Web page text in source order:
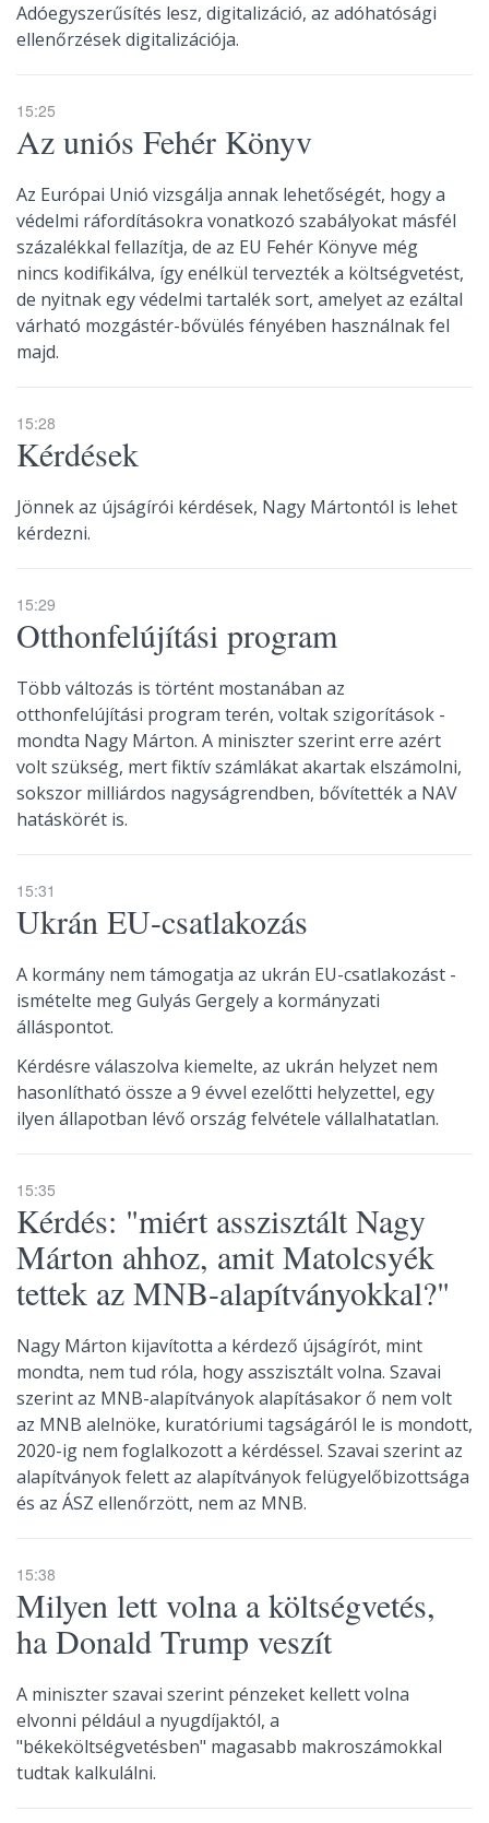
Adóegyszerűsítés lesz, digitalizáció, az adóhatósági
ellenőrzések digitalizációja.
15:25
Az uniós Fehér Könyv
Az Európai Unió vizsgálja annak lehetőségét, hogy a
védelmi ráfordításokra vonatkozó szabályokat másfél
százalékkal fellazítja, de az EU Fehér Könyve még
nincs kodifikálva, így enélkül tervezték a költségvetést,
de nyitnak egy védelmi tartalék sort, amelyet az ezáltal
várható mozgástér-bővülés fényében használnak fel
majd.
15:28
Kérdések
Jönnek az újságírói kérdések, Nagy Mártontól is lehet
kérdezni.
15:29
Otthonfelújítási program
Több változás is történt mostanában az
otthonfelújítási program terén, voltak szigorítások -
mondta Nagy Márton. A miniszter szerint erre azért
volt szükség, mert fiktív számlákat akartak elszámolni,
sokszor milliárdos nagyságrendben, bővítették a NAV
hatáskörét is.
15:31
Ukrán EU-csatlakozás
A kormány nem támogatja az ukrán EU-csatlakozást -
ismételte meg Gulyás Gergely a kormányzati
álláspontot.
Kérdésre válaszolva kiemelte, az ukrán helyzet nem
hasonlítható össze a 9 évvel ezelőtti helyzettel, egy
ilyen állapotban lévő ország felvétele vállalhatatlan.
15:35
Kérdés: "miért asszisztált Nagy
Márton ahhoz, amit Matolcsyék
tettek az MNB-alapítványokkal?"
Nagy Márton kijavította a kérdező újságírót, mint
mondta, nem tud róla, hogy asszisztált volna. Szavai
szerint az MNB-alapítványok alapításakor ő nem volt
az MNB alelnöke, kuratóriumi tagságáról le is mondott,
2020-ig nem foglalkozott a kérdéssel. Szavai szerint az
alapítványok felett az alapítványok felügyelőbizottsága
és az ÁSZ ellenőrzött, nem az MNB.
15:38
Milyen lett volna a költségvetés,
ha Donald Trump veszít
A miniszter szavai szerint pénzeket kellett volna
elvonni például a nyugdíjaktól, a
"békeköltségvetésben" magasabb makroszámokkal
tudtak kalkulálni.